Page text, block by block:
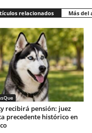
relacionados Más del
recibirá pensión: juez
precedente histórico en